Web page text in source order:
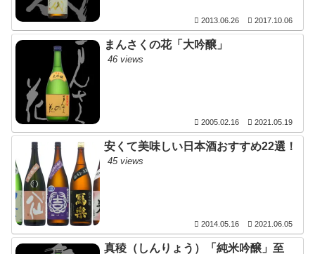
2013.06.26 2017.10.06
まんさくの花「大吟醸」
46 views
2005.02.16 2021.05.19
安くて美味しい日本酒おすすめ22選！
45 views
2014.05.16 2021.06.05
真稜（しんりょう）「純米吟醸」至